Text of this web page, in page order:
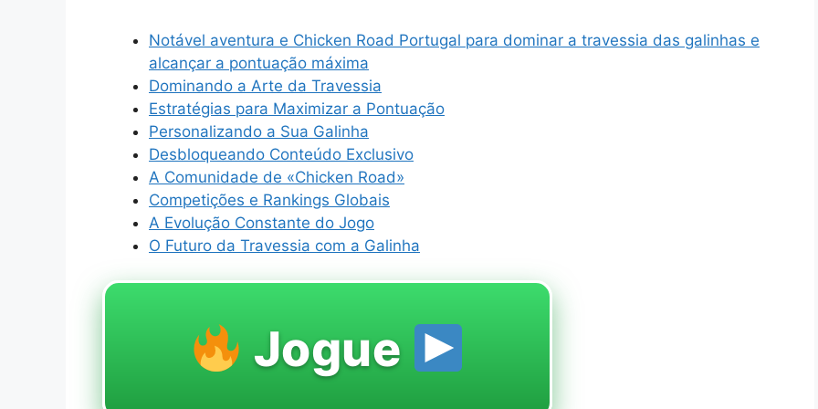
Notável aventura e Chicken Road Portugal para dominar a travessia das galinhas e
alcançar a pontuação máxima
Dominando a Arte da Travessia
Estratégias para Maximizar a Pontuação
Personalizando a Sua Galinha
Desbloqueando Conteúdo Exclusivo
A Comunidade de «Chicken Road»
Competições e Rankings Globais
A Evolução Constante do Jogo
O Futuro da Travessia com a Galinha
Jogue